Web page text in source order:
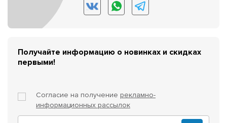
Получайте информацию о новинках и скидках
первыми!
Согласие на получение рекламно-
информационных рассылок